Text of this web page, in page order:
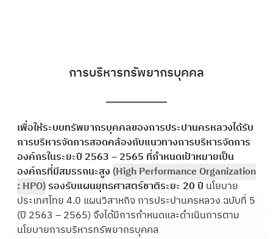
การบริหารทรัพยากรบุคคล
เพื่อให้ระบบทรัพยากรบุคคลของการประปานครหลวงได้รับ
การบริหารจัดการสอดคล้องกับแนวทางการบริหารจัดการ
องค์กรในระยะปี 2563 – 2565 ที่กำหนดเป้าหมายเป็น
องค์กรที่มีสมรรถนะสูง(High Performance Organization
: HPO)รองรับแผนยุทธศาสตร์ชาติระยะ 20 ปี นโยบาย
ประเทศไทย 4.0 แผนวิสาหกิจ การประปานครหลวง ฉบับที่ 5
(ปี 2563 – 2565) จึงได้มีการกำหนดและดำเนินการตาม
นโยบายการบริหารทรัพยากรบุคคล